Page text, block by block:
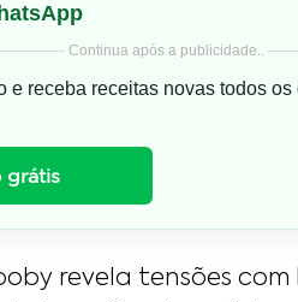
Continua após a publicidade..
e receba receitas novas todos
grátis
revela tensões com